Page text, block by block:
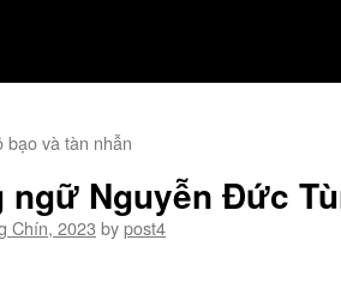
bạo và tàn nhẫn
ngữ Nguyễn Đức
Chín, 2023 bypost4